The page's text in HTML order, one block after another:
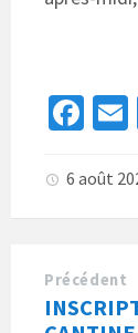
Fa
b
o
k
l
6 août
Précédent